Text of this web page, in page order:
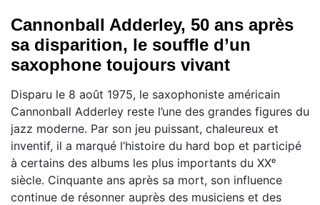
Cannonball Adderley, 50 ans après
sa disparition, le souffle d’un
saxophone toujours vivant
Disparu le 8 août 1975, le saxophoniste américain
Cannonball Adderley reste l’une des grandes figures du
jazz moderne. Par son jeu puissant, chaleureux et
inventif, il a marqué l’histoire du hard bop et participé
à certains des albums les plus importants du XXᵉ
siècle. Cinquante ans après sa mort, son influence
continue de résonner auprès des musiciens et des